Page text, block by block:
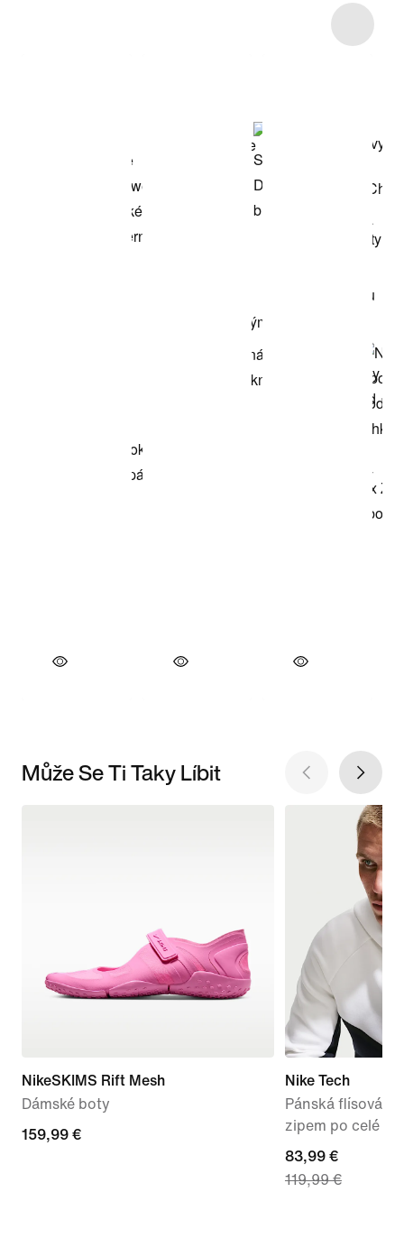
Může Se Ti Taky Líbit
NikeSKIMS Rift Mesh
Dámské boty
159,99 €
159,99 €
Nike Tech
Pánská flísová
zipem po celé
current
price
83,99 €
119,99 €